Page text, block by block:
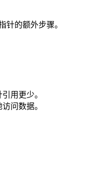
的额外步骤。
用更少。
问数据。